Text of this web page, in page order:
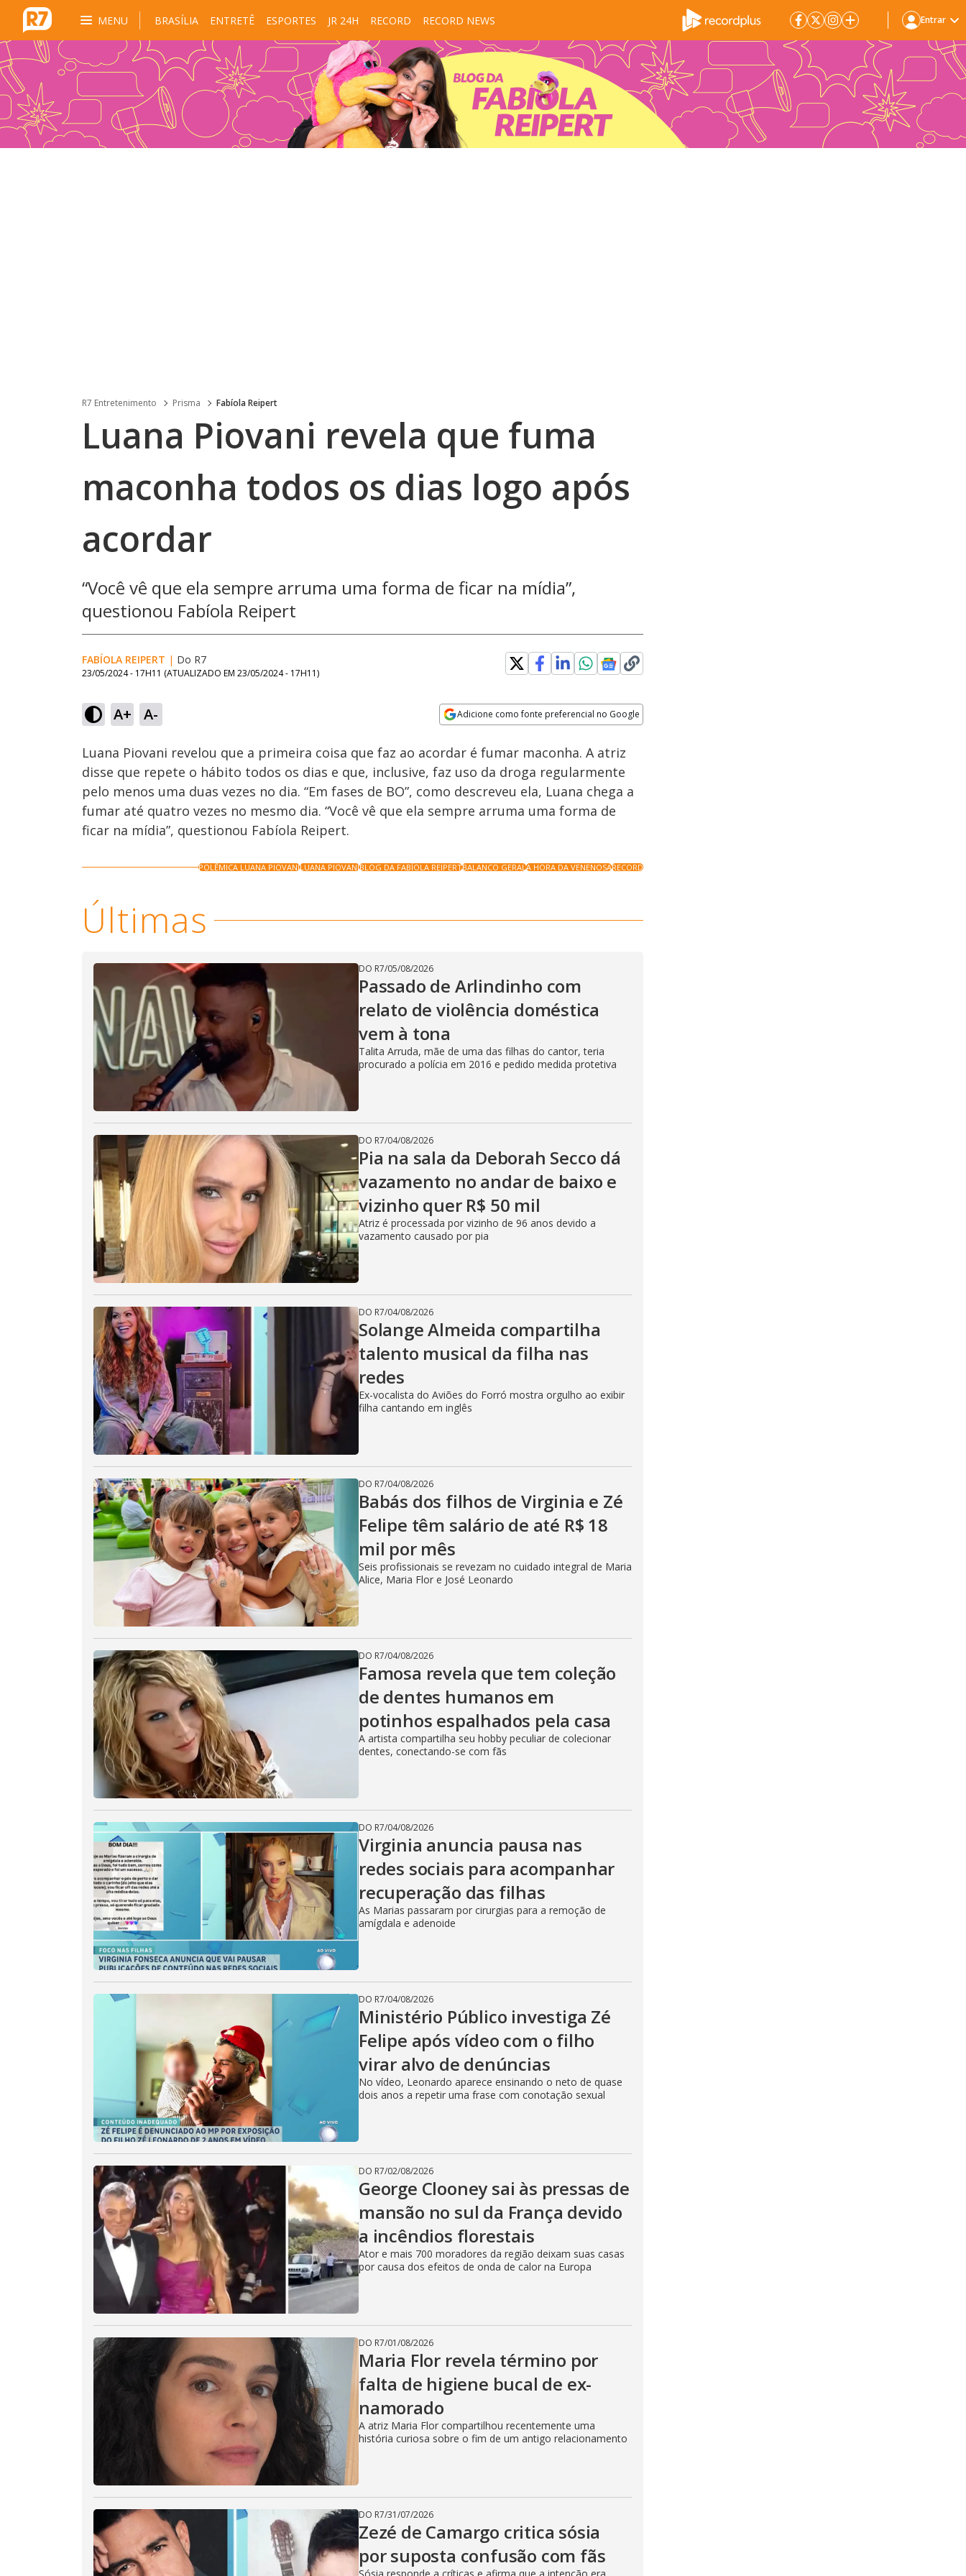
MENU BRASÍLIA ENTRETÊ ESPORTES JR 24H RECORD RECORD NEWS Entrar
R7 Entretenimento Prisma Fabíola Reipert
Luana Piovani revela que fuma
maconha todos os dias logo após
acordar
“Você vê que ela sempre arruma uma forma de ficar na mídia”,
questionou Fabíola Reipert
FABÍOLA REIPERT | Do R7
23/05/2024 - 17H11 (ATUALIZADO EM 23/05/2024 - 17H11)
A+ A- Adicione como fonte preferencial no Google
Ativar
Som
Velocidade
Luana Piovani revelou que a primeira coisa que faz ao acordar é fumar maconha. A atriz
disse que repete o hábito todos os dias e que, inclusive, faz uso da droga regularmente
pelo menos uma duas vezes no dia. “Em fases de BO”, como descreveu ela, Luana chega a
fumar até quatro vezes no mesmo dia. “Você vê que ela sempre arruma uma forma de
ficar na mídia”, questionou Fabíola Reipert.
POLÊMICA LUANA PIOVANILUANA PIOVANIBLOG DA FABÍOLA REIPERTBALANCO GERALA HORA DA VENENOSARECORD
Últimas
DO R7/05/08/2026
Passado de Arlindinho com
relato de violência doméstica
vem à tona
Talita Arruda, mãe de uma das filhas do cantor, teria
procurado a polícia em 2016 e pedido medida protetiva
DO R7/04/08/2026
Pia na sala da Deborah Secco dá
vazamento no andar de baixo e
vizinho quer R$ 50 mil
Atriz é processada por vizinho de 96 anos devido a
vazamento causado por pia
DO R7/04/08/2026
Solange Almeida compartilha
talento musical da filha nas
redes
Ex-vocalista do Aviões do Forró mostra orgulho ao exibir
filha cantando em inglês
DO R7/04/08/2026
Babás dos filhos de Virginia e Zé
Felipe têm salário de até R$ 18
mil por mês
Seis profissionais se revezam no cuidado integral de Maria
Alice, Maria Flor e José Leonardo
DO R7/04/08/2026
Famosa revela que tem coleção
de dentes humanos em
potinhos espalhados pela casa
A artista compartilha seu hobby peculiar de colecionar
dentes, conectando-se com fãs
DO R7/04/08/2026
Virginia anuncia pausa nas
redes sociais para acompanhar
recuperação das filhas
As Marias passaram por cirurgias para a remoção de
amígdala e adenoide
DO R7/04/08/2026
Ministério Público investiga Zé
Felipe após vídeo com o filho
virar alvo de denúncias
No vídeo, Leonardo aparece ensinando o neto de quase
dois anos a repetir uma frase com conotação sexual
DO R7/02/08/2026
George Clooney sai às pressas de
mansão no sul da França devido
a incêndios florestais
Ator e mais 700 moradores da região deixam suas casas
por causa dos efeitos de onda de calor na Europa
DO R7/01/08/2026
Maria Flor revela término por
falta de higiene bucal de ex-
namorado
A atriz Maria Flor compartilhou recentemente uma
história curiosa sobre o fim de um antigo relacionamento
DO R7/31/07/2026
Zezé de Camargo critica sósia
por suposta confusão com fãs